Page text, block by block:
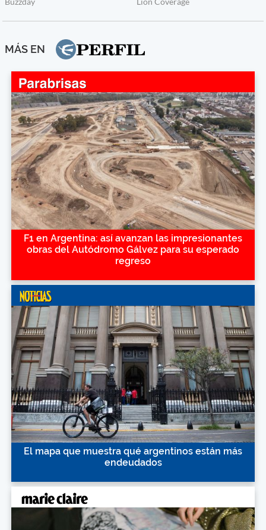
MÁS EN
F1 en Argentina: así avanzan las impresionantes
obras del Autódromo Gálvez para su esperado
regreso
El mapa que muestra qué argentinos están más
endeudados